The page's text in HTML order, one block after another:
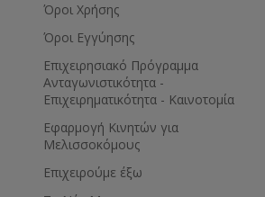
Όροι Χρήσης
Όροι Εγγύησης
Eπιχειρησιακό Πρόγραμμα
Ανταγωνιστικότητα -
Επιχειρηματικότητα - Καινοτομία
Εφαρμογή Κινητών για
Μελισσοκόμους
Επιχειρούμε έξω